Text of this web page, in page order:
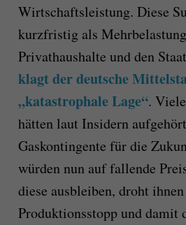
Wirtschaftsleistung. Diese
kurzfristig als
Privathaushalte und den
klagt der deutsche
„katastrophale Lage“.
hätten laut Insidern
Gaskontingente für die
würden nun auf fallende
diese ausbleiben, droht
Produktionsstopp und damit